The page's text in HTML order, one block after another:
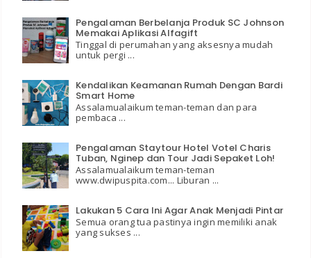
Pengalaman Berbelanja Produk SC Johnson
Memakai Aplikasi Alfagift
Tinggal di perumahan yang aksesnya mudah
untuk pergi ...
Kendalikan Keamanan Rumah Dengan Bardi
Smart Home
Assalamualaikum teman-teman dan para
pembaca ...
Pengalaman Staytour Hotel Votel Charis
Tuban, Nginep dan Tour Jadi Sepaket Loh!
Assalamualaikum teman-teman
www.dwipuspita.com... Liburan ...
Lakukan 5 Cara Ini Agar Anak Menjadi Pintar
Semua orang tua pastinya ingin memiliki anak
yang sukses ...